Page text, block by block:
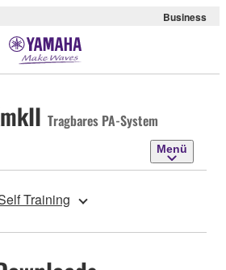
Business
Tragbares PA-System
Menü
Training